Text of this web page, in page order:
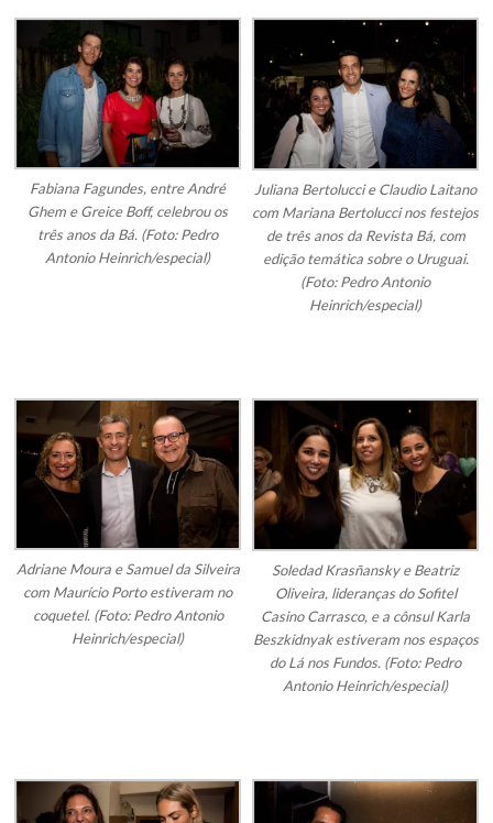
Fabiana Fagundes, entre André
Ghem e Greice Boff, celebrou os
três anos da Bá. (Foto: Pedro
Antonio Heinrich/especial)
Juliana Bertolucci e Claudio Laitano
com Mariana Bertolucci nos festejos
de três anos da Revista Bá, com
edição temática sobre o Uruguai.
(Foto: Pedro Antonio
Heinrich/especial)
Adriane Moura e Samuel da Silveira
com Maurício Porto estiveram no
coquetel. (Foto: Pedro Antonio
Heinrich/especial)
Soledad Krasñansky e Beatriz
Oliveira, lideranças do Sofitel
Casino Carrasco, e a cônsul Karla
Beszkidnyak estiveram nos espaços
do Lá nos Fundos. (Foto: Pedro
Antonio Heinrich/especial)